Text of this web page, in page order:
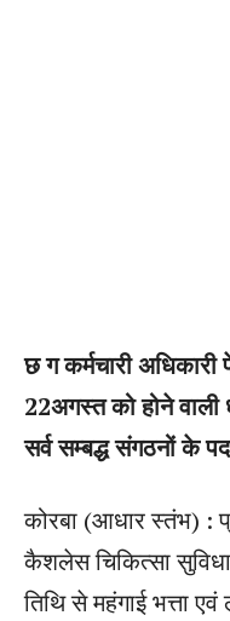
छ ग कर्मचारी
22अगस्त को होने वाली
सर्व सम्बद्ध संगठनों के
कोरबा (आधार स्तंभ) :
कैशलेस चिकित्सा
तिथि से महंगाई भत्ता